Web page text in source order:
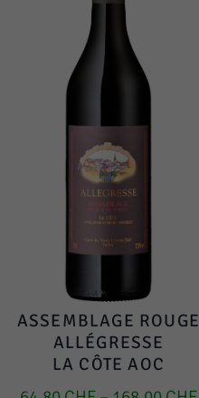
ASSEMBLAGE ROUGE
ALLÉGRESSE
LA CÔTE AOC